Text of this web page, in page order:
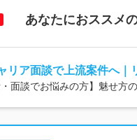
あなたにおススメ
リア面談で上流案件へ｜
・面談でお悩みの方】魅せ方